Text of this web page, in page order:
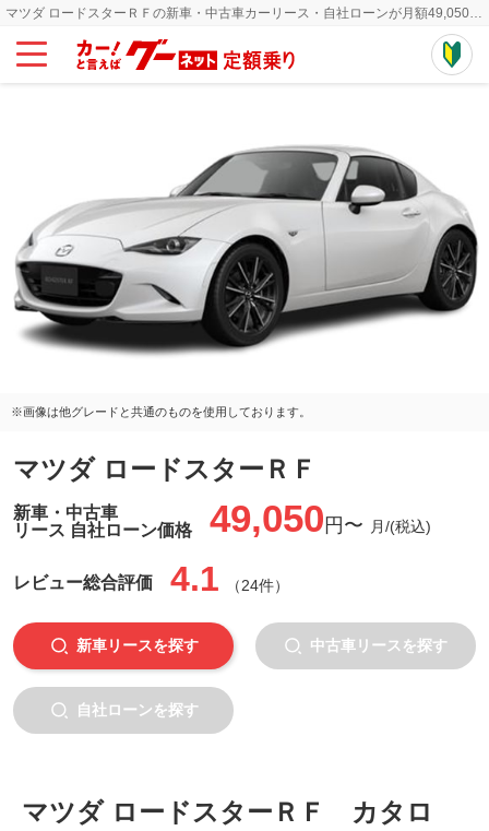
マツダ ロードスターＲＦの新車・中古車カーリース・自社ローンが月額49,050円~
※画像は他グレードと共通のものを使用しております。
マツダ ロードスターＲＦ
新車・中古車
リース 自社ローン価格
49,050円〜 月/(税込)
レビュー総合評価 4.1 （24件）
新車リースを探す
自社ローンを探す
中古車リースを探す
マツダ ロードスターＲＦ カタロ